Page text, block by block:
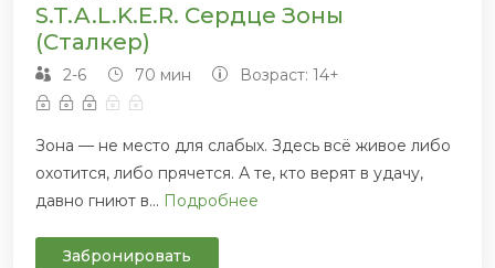
S.T.A.L.K.E.R. Сердце Зоны
(Сталкер)
2-6 70 мин Возраст: 14+
Зона — не место для слабых. Здесь всё живое либо
охотится, либо прячется. А те, кто верят в удачу,
давно гниют в... Подробнее
Забронировать